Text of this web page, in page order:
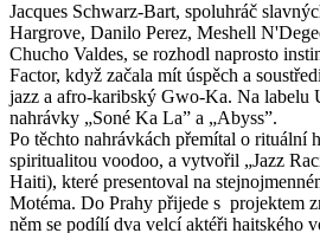
Jacques Schwarz-Bart, spoluhráč
Hargrove, Danilo Perez, Meshell
Chucho Valdes, se rozhodl naprosto
Factor, když začala mít úspěch a
jazz a afro-karibský Gwo-Ka. Na labelu
nahrávky „Soné Ka La” a „Abyss”.
Po těchto nahrávkách přemítal o rituální
spiritualitou voodoo, a vytvořil „Jazz
Haiti), které presentoval na
Motéma. Do Prahy přijede s projektem
něm se podílí dva velcí aktéři haitského